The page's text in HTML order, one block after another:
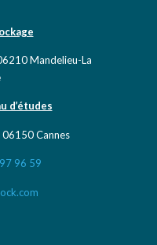
Mandelieu-La
d’études
Cannes
96 59